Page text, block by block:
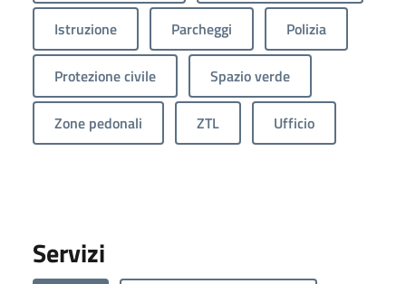
Istruzione Parcheggi Polizia
Protezione civile Spazio verde
Zone pedonali ZTL Ufficio
Servizi